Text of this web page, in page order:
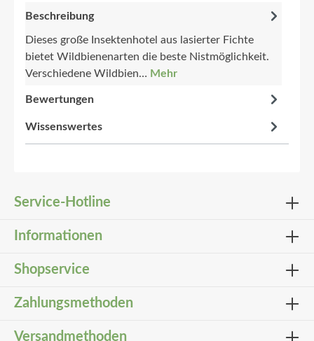
Abbildung ähnlich
Beschreibung
Dieses große Insektenhotel aus lasierter Fichte
bietet Wildbienenarten die beste Nistmöglichkeit.
Verschiedene Wildbien… Mehr
Bewertungen
Wissenswertes
Service-Hotline
Informationen
Shopservice
Zahlungsmethoden
Versandmethoden